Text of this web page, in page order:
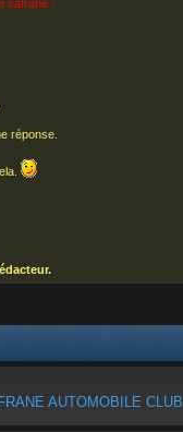
safrane :
réponse.
AUTOMOBILE CLUB